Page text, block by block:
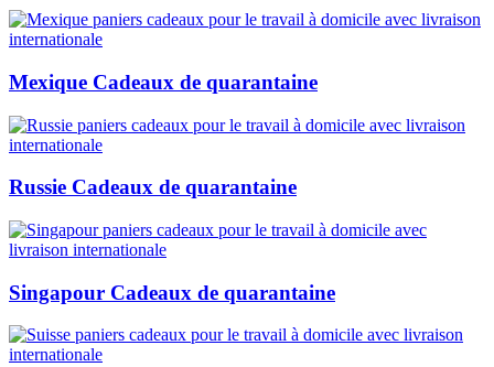
Mexique Cadeaux de quarantaine
Russie Cadeaux de quarantaine
Singapour Cadeaux de quarantaine